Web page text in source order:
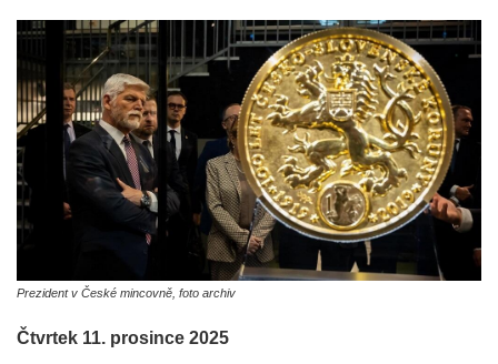
Prezident v České mincovně, foto archiv
Čtvrtek 11. prosince 2025